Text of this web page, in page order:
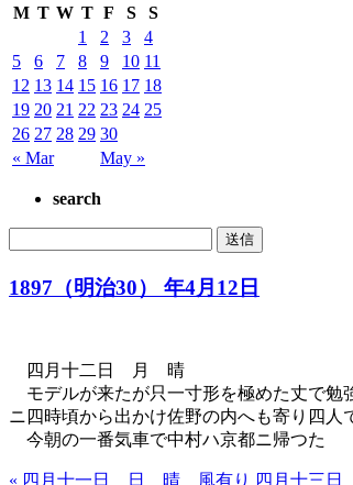
M T W T F S S
« Mar May »
1 2 3
4
5
6 7 8 9 10 11
12 13 14 15 16 17 18
19 20 21 22 23 24 25
26 27 28 29 30
search
1897（明治30） 年4月12日
四月十二日 月 晴
モデルが来たが只一寸形を極めた丈で
ニ四時頃から出かけ佐野の内へも寄り四
今朝の一番気車で中村ハ京都ニ帰つた
« 四月十一日 日 晴 風有り 四月十三